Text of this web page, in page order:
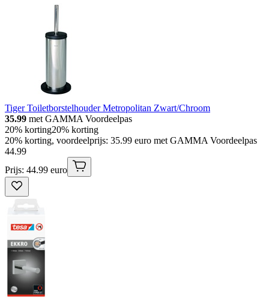
Tiger Toiletborstelhouder Metropolitan Zwart/Chroom
35.99 met GAMMA Voordeelpas
20% korting20% korting
20% korting, voordeelprijs: 35.99 euro met GAMMA Voordeelpas
44.99
Prijs: 44.99 euro